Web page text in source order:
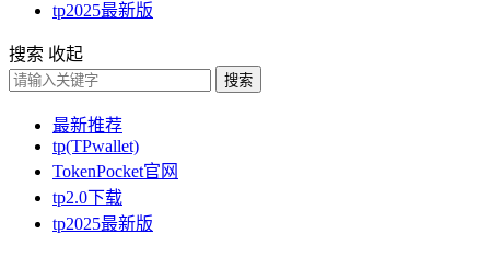
tp2025最新版
搜索 收起
搜索
最新推荐
tp(TPwallet)
TokenPocket官网
tp2.0下载
tp2025最新版